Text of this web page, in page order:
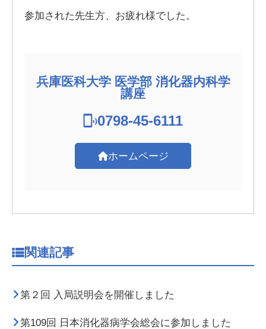
参加された先生方、お疲れ様でした。
兵庫医科大学 医学部 消化器内科学
講座
0798-45-6111
ホームページ
関連記事
第２回 入局説明会を開催しました
第109回 日本消化器病学会総会に参加しました